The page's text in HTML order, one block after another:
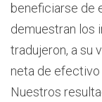
beneficiarse de
demuestran los
tradujeron, a su
neta de efectivo
Nuestros